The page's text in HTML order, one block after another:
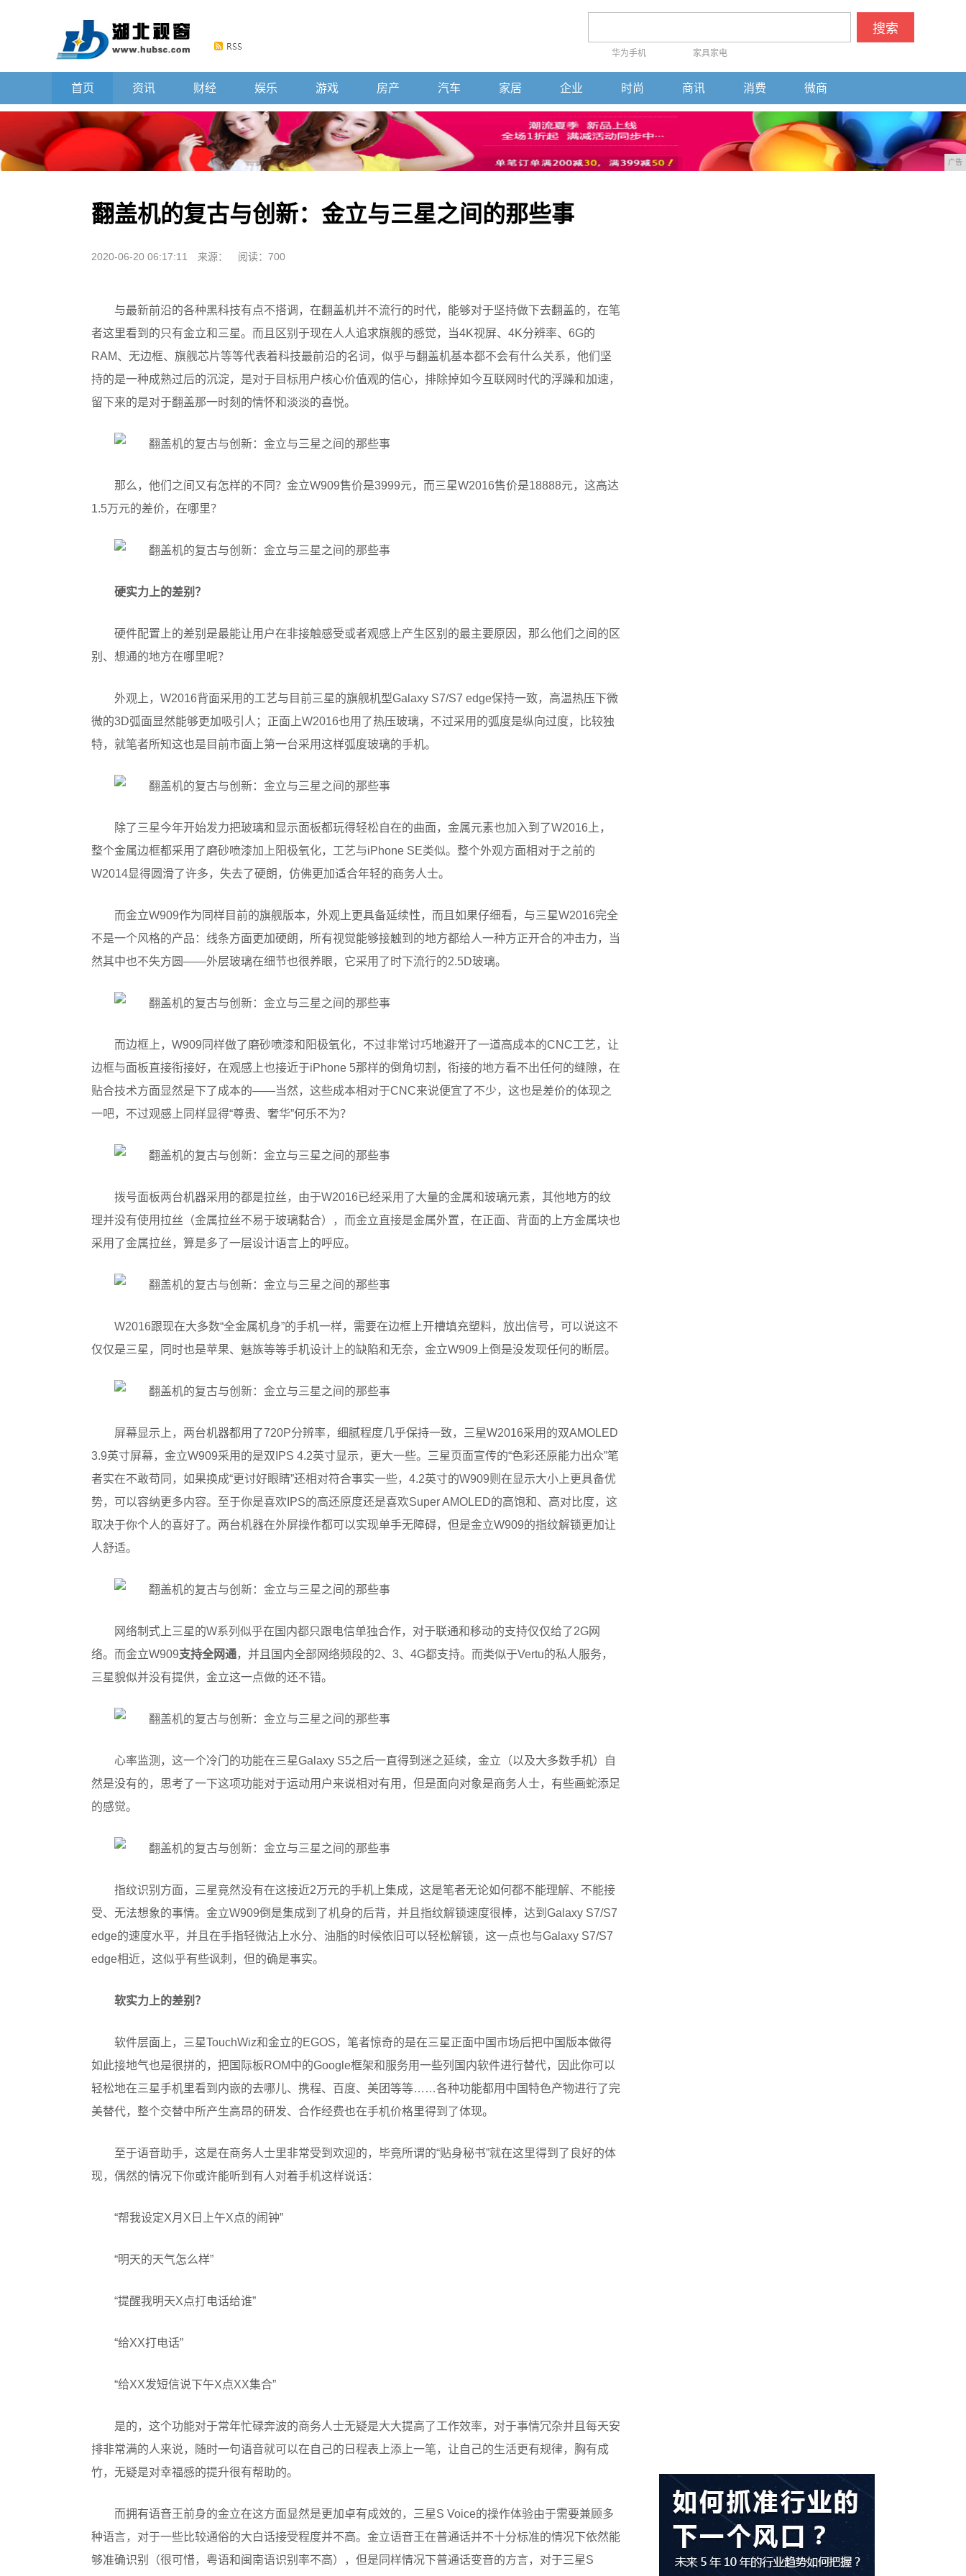
搜索
华为手机 家具家电
首页 资讯 财经 娱乐 游戏 房产 汽车 家居 企业 时尚 商讯 消费 微商
广告
翻盖机的复古与创新：金立与三星之间的那些事
2020-06-20 06:17:11 来源： 阅读：700
与最新前沿的各种黑科技有点不搭调，在翻盖机并不流行的时代，能够对于坚持做下去翻盖的，在笔
者这里看到的只有金立和三星。而且区别于现在人人追求旗舰的感觉，当4K视屏、4K分辨率、6G的
RAM、无边框、旗舰芯片等等代表着科技最前沿的名词，似乎与翻盖机基本都不会有什么关系，他们坚
持的是一种成熟过后的沉淀，是对于目标用户核心价值观的信心，排除掉如今互联网时代的浮躁和加速，
留下来的是对于翻盖那一时刻的情怀和淡淡的喜悦。
那么，他们之间又有怎样的不同？金立W909售价是3999元，而三星W2016售价是18888元，这高达
1.5万元的差价，在哪里？
硬实力上的差别？
硬件配置上的差别是最能让用户在非接触感受或者观感上产生区别的最主要原因，那么他们之间的区
别、想通的地方在哪里呢？
外观上，W2016背面采用的工艺与目前三星的旗舰机型Galaxy S7/S7 edge保持一致，高温热压下微
微的3D弧面显然能够更加吸引人；正面上W2016也用了热压玻璃，不过采用的弧度是纵向过度，比较独
特，就笔者所知这也是目前市面上第一台采用这样弧度玻璃的手机。
除了三星今年开始发力把玻璃和显示面板都玩得轻松自在的曲面，金属元素也加入到了W2016上，
整个金属边框都采用了磨砂喷漆加上阳极氧化，工艺与iPhone SE类似。整个外观方面相对于之前的
W2014显得圆滑了许多，失去了硬朗，仿佛更加适合年轻的商务人士。
而金立W909作为同样目前的旗舰版本，外观上更具备延续性，而且如果仔细看，与三星W2016完全
不是一个风格的产品：线条方面更加硬朗，所有视觉能够接触到的地方都给人一种方正开合的冲击力，当
然其中也不失方圆——外层玻璃在细节也很养眼，它采用了时下流行的2.5D玻璃。
而边框上，W909同样做了磨砂喷漆和阳极氧化，不过非常讨巧地避开了一道高成本的CNC工艺，让
边框与面板直接衔接好，在观感上也接近于iPhone 5那样的倒角切割，衔接的地方看不出任何的缝隙，在
贴合技术方面显然是下了成本的——当然，这些成本相对于CNC来说便宜了不少，这也是差价的体现之
一吧，不过观感上同样显得“尊贵、奢华”何乐不为？
拨号面板两台机器采用的都是拉丝，由于W2016已经采用了大量的金属和玻璃元素，其他地方的纹
理并没有使用拉丝（金属拉丝不易于玻璃黏合），而金立直接是金属外置，在正面、背面的上方金属块也
采用了金属拉丝，算是多了一层设计语言上的呼应。
W2016跟现在大多数“全金属机身”的手机一样，需要在边框上开槽填充塑料，放出信号，可以说这不
仅仅是三星，同时也是苹果、魅族等等手机设计上的缺陷和无奈，金立W909上倒是没发现任何的断层。
屏幕显示上，两台机器都用了720P分辨率，细腻程度几乎保持一致，三星W2016采用的双AMOLED
3.9英寸屏幕，金立W909采用的是双IPS 4.2英寸显示，更大一些。三星页面宣传的“色彩还原能力出众”笔
者实在不敢苟同，如果换成“更讨好眼睛”还相对符合事实一些，4.2英寸的W909则在显示大小上更具备优
势，可以容纳更多内容。至于你是喜欢IPS的高还原度还是喜欢Super AMOLED的高饱和、高对比度，这
取决于你个人的喜好了。两台机器在外屏操作都可以实现单手无障碍，但是金立W909的指纹解锁更加让
人舒适。
网络制式上三星的W系列似乎在国内都只跟电信单独合作，对于联通和移动的支持仅仅给了2G网
络。而金立W909支持全网通，并且国内全部网络频段的2、3、4G都支持。而类似于Vertu的私人服务，
三星貌似并没有提供，金立这一点做的还不错。
心率监测，这一个冷门的功能在三星Galaxy S5之后一直得到迷之延续，金立（以及大多数手机）自
然是没有的，思考了一下这项功能对于运动用户来说相对有用，但是面向对象是商务人士，有些画蛇添足
的感觉。
指纹识别方面，三星竟然没有在这接近2万元的手机上集成，这是笔者无论如何都不能理解、不能接
受、无法想象的事情。金立W909倒是集成到了机身的后背，并且指纹解锁速度很棒，达到Galaxy S7/S7
edge的速度水平，并且在手指轻微沾上水分、油脂的时候依旧可以轻松解锁，这一点也与Galaxy S7/S7
edge相近，这似乎有些讽刺，但的确是事实。
软实力上的差别？
软件层面上，三星TouchWiz和金立的EGOS，笔者惊奇的是在三星正面中国市场后把中国版本做得
如此接地气也是很拼的，把国际板ROM中的Google框架和服务用一些列国内软件进行替代，因此你可以
轻松地在三星手机里看到内嵌的去哪儿、携程、百度、美团等等……各种功能都用中国特色产物进行了完
美替代，整个交替中所产生高昂的研发、合作经费也在手机价格里得到了体现。
至于语音助手，这是在商务人士里非常受到欢迎的，毕竟所谓的“贴身秘书”就在这里得到了良好的体
现，偶然的情况下你或许能听到有人对着手机这样说话：
“帮我设定X月X日上午X点的闹钟”
“明天的天气怎么样”
“提醒我明天X点打电话给谁”
“给XX打电话”
“给XX发短信说下午X点XX集合”
是的，这个功能对于常年忙碌奔波的商务人士无疑是大大提高了工作效率，对于事情冗杂并且每天安
排非常满的人来说，随时一句语音就可以在自己的日程表上添上一笔，让自己的生活更有规律，胸有成
竹，无疑是对幸福感的提升很有帮助的。
而拥有语音王前身的金立在这方面显然是更加卓有成效的，三星S Voice的操作体验由于需要兼顾多
种语言，对于一些比较通俗的大白话接受程度并不高。金立语音王在普通话并不十分标准的情况下依然能
够准确识别（很可惜，粤语和闽南语识别率不高），但是同样情况下普通话变音的方言，对于三星S